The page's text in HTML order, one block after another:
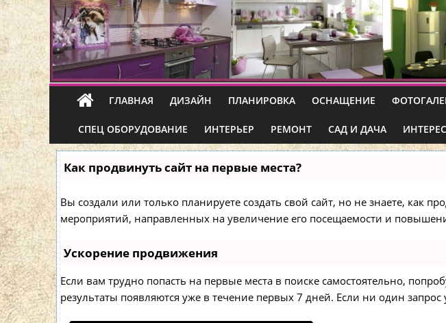
ГЛАВНАЯ ДИЗАЙН ПЛАНИРОВКА ОСНАЩЕНИЕ
СПЕЦ ОБОРУДОВАНИЕ ИНТЕРЬЕР РЕМОНТ САД И ДАЧА
Как продвинуть сайт на первые места?
Вы создали или только планируете создать свой сайт, но не знаете, как
мероприятий, направленных на увеличение его посещаемости и
Ускорение продвижения
Если вам трудно попасть на первые места в поиске самостоятельно,
результаты появляются уже в течение первых 7 дней. Если ни один запрос